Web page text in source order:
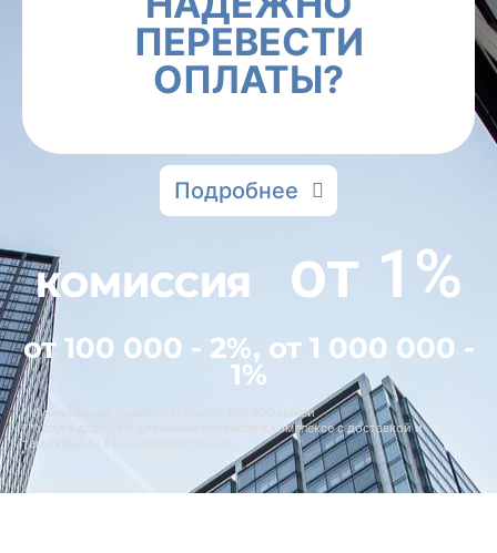
ПЕРЕВЕСТИ
ОПЛАТЫ?
Подробнее
КОМИССИЯ от 1%
от 100 000 - 2%, от 1 000 000 -
1%
*Минимальная сумма платежа от 100 000 юаней
**Услуга доступна для наших клиентов в комплексе с доставкой и
таможенным оформлением товара.